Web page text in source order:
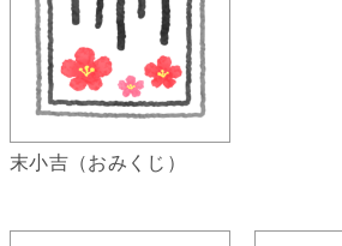
末小吉（おみくじ）